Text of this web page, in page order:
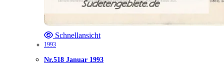
Schnellansicht
1993
Nr.518 Januar 1993